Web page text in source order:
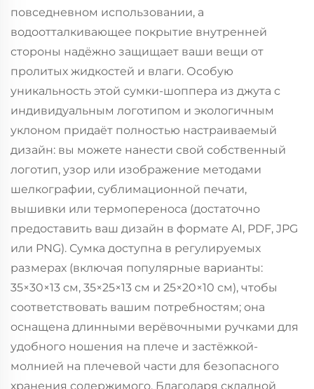
повседневном использовании, а
водоотталкивающее покрытие внутренней
стороны надёжно защищает ваши вещи от
пролитых жидкостей и влаги. Особую
уникальность этой сумки-шоппера из джута с
индивидуальным логотипом и экологичным
уклоном придаёт полностью настраиваемый
дизайн: вы можете нанести свой собственный
логотип, узор или изображение методами
шелкографии, сублимационной печати,
вышивки или термопереноса (достаточно
предоставить ваш дизайн в формате AI, PDF, JPG
или PNG). Сумка доступна в регулируемых
размерах (включая популярные варианты:
35×30×13 см, 35×25×13 см и 25×20×10 см), чтобы
соответствовать вашим потребностям; она
оснащена длинными верёвочными ручками для
удобного ношения на плече и застёжкой-
молнией на плечевой части для безопасного
хранения содержимого. Благодаря складной